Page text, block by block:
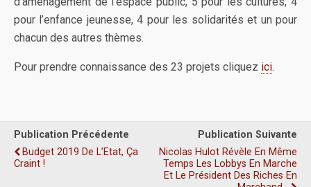
pour l’enfance jeunesse, 4 pour les solidarités et un pour
chacun des autres thèmes.
Pour prendre connaissance des 23 projets cliquez ici.
Publication Précédente
Budget 2019 De L’Etat, Ça
Craint !
Publication Suivante
Nicolas Hulot Révèle En Même
Temps Les Lobbys En Marche
Et Le Président Des Riches En